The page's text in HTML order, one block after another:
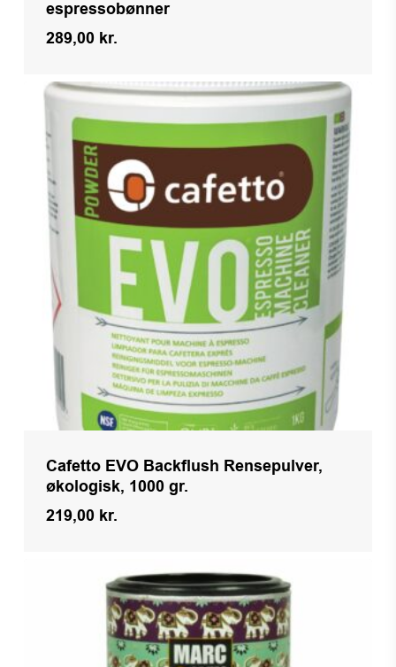
espressobønner
289,00 kr.
Cafetto EVO Backflush Rensepulver,
økologisk, 1000 gr.
219,00 kr.